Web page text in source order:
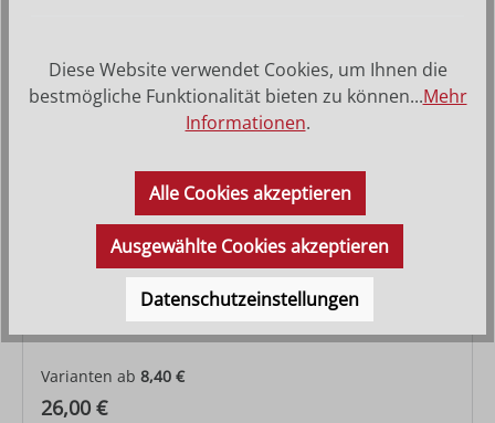
Engel Artis
Varianten ab 8,40 €
Regulärer Preis:
26,00 €
Diese Website verwendet Cookies, um Ihnen die
bestmögliche Funktionalität bieten zu können...Mehr
Informationen.
Alle Cookies akzeptieren
Ausgewählte Cookies akzeptieren
Datenschutzeinstellungen